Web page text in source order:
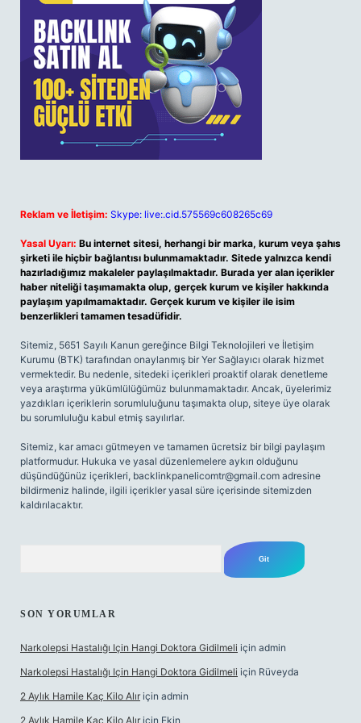
Reklam ve İletişim: Skype: live:.cid.575569c608265c69
Yasal Uyarı: Bu internet sitesi, herhangi bir marka, kurum veya şahıs
şirketi ile hiçbir bağlantısı bulunmamaktadır. Sitede yalnızca kendi
hazırladığımız makaleler paylaşılmaktadır. Burada yer alan içerikler
haber niteliği taşımamakta olup, gerçek kurum ve kişiler hakkında
paylaşım yapılmamaktadır. Gerçek kurum ve kişiler ile isim
benzerlikleri tamamen tesadüfidir.
Sitemiz, 5651 Sayılı Kanun gereğince Bilgi Teknolojileri ve İletişim
Kurumu (BTK) tarafından onaylanmış bir Yer Sağlayıcı olarak hizmet
vermektedir. Bu nedenle, sitedeki içerikleri proaktif olarak denetleme
veya araştırma yükümlülüğümüz bulunmamaktadır. Ancak, üyelerimiz
yazdıkları içeriklerin sorumluluğunu taşımakta olup, siteye üye olarak
bu sorumluluğu kabul etmiş sayılırlar.
Sitemiz, kar amacı gütmeyen ve tamamen ücretsiz bir bilgi paylaşım
platformudur. Hukuka ve yasal düzenlemelere aykırı olduğunu
düşündüğünüz içerikleri, backlinkpanelicomtr@gmail.com adresine
bildirmeniz halinde, ilgili içerikler yasal süre içerisinde sitemizden
kaldırılacaktır.
SON YORUMLAR
Narkolepsi Hastalığı Için Hangi Doktora Gidilmeli için admin
Narkolepsi Hastalığı Için Hangi Doktora Gidilmeli için Rüveyda
2 Aylık Hamile Kaç Kilo Alır için admin
2 Aylık Hamile Kaç Kilo Alır için Ekin